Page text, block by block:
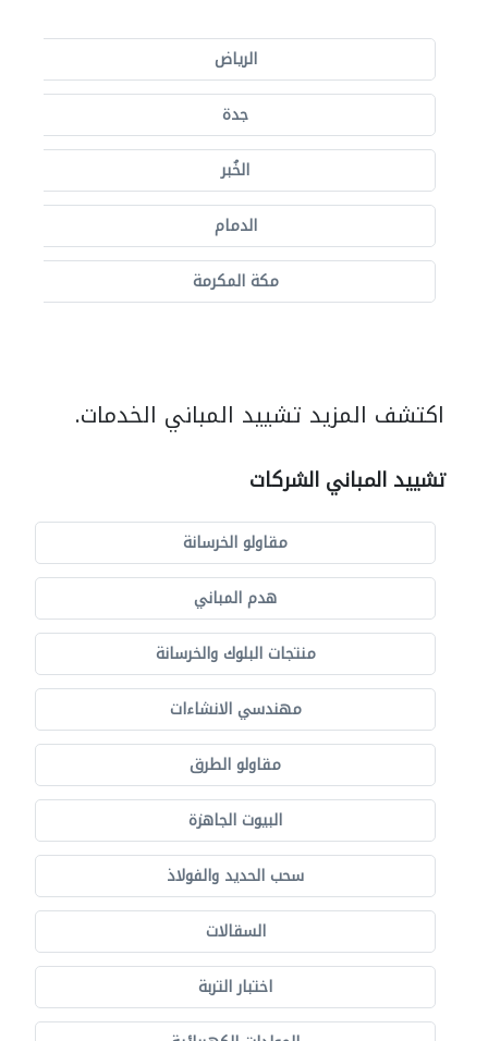
الرياض
جدة
الخُبر
الدمام
مكة المكرمة
اكتشف المزيد تشييد المباني الخدمات.
تشييد المباني الشركات
مقاولو الخرسانة
هدم المباني
منتجات البلوك والخرسانة
مهندسي الانشاءات
مقاولو الطرق
البيوت الجاهزة
سحب الحديد والفولاذ
السقالات
اختبار التربة